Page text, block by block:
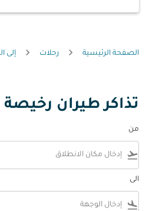
الصفحة الرئيسية رحلات إلى
تذاكر طيران رخيصة
من
flight_takeoff
الى
flight_land